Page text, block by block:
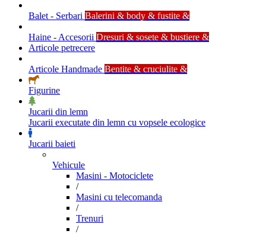
Balet - Serbari Balerini & body & fustite &
Haine - Accesorii Dresuri & sosete & bustiere &
Articole petrecere
Articole Handmade Bentite & cruciulite &
Figurine
Jucarii din lemn
Jucarii executate din lemn cu vopsele ecologice
Jucarii baieti
Vehicule
Masini - Motociclete
/
Masini cu telecomanda
/
Trenuri
/